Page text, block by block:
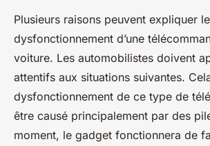
Plusieurs raisons peuvent expliquer le
dysfonctionnement d’une
voiture. Les automobilistes doivent
attentifs aux situations suivantes.
dysfonctionnement de ce type de
être causé principalement par des
moment, le gadget fonctionnera de